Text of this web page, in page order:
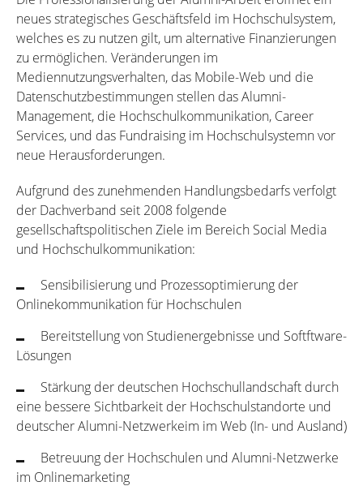
neues strategisches Geschäftsfeld im Hochschulsystem,
welches es zu nutzen gilt, um alternative Finanzierungen
zu ermöglichen. Veränderungen im
Mediennutzungsverhalten, das Mobile-Web und die
Datenschutzbestimmungen stellen das Alumni-
Management, die Hochschulkommunikation, Career
Services, und das Fundraising im Hochschulsystemn vor
neue Herausforderungen.
Aufgrund des zunehmenden Handlungsbedarfs verfolgt
der Dachverband seit 2008 folgende
gesellschaftspolitischen Ziele im Bereich Social Media
und Hochschulkommunikation:
Sensibilisierung und Prozessoptimierung der
Onlinekommunikation für Hochschulen
Bereitstellung von Studienergebnisse und Softftware-
Lösungen
Stärkung der deutschen Hochschullandschaft durch
eine bessere Sichtbarkeit der Hochschulstandorte und
deutscher Alumni-Netzwerkeim im Web (In- und Ausland)
Betreuung der Hochschulen und Alumni-Netzwerke
im Onlinemarketing